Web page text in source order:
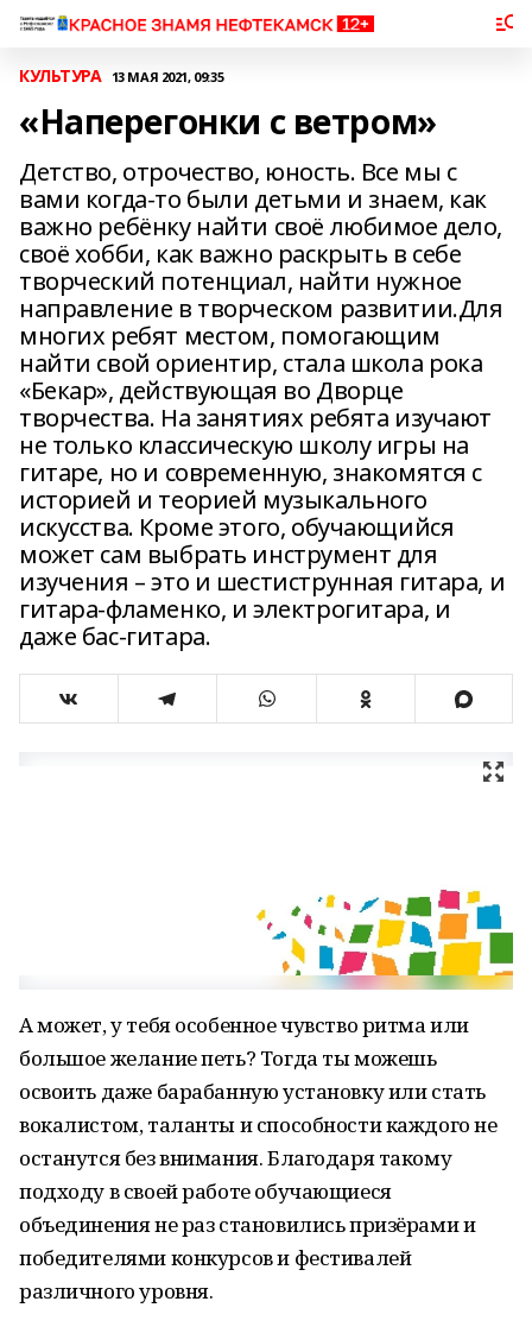
КУЛЬТУРА 13 МАЯ 2021, 09:35
«Наперегонки с ветром»
Детство, отрочество, юность. Все мы с
вами когда-то были детьми и знаем, как
важно ребёнку найти своё любимое дело,
своё хобби, как важно раскрыть в себе
творческий потенциал, найти нужное
направление в творческом развитии.Для
многих ребят местом, помогающим
найти свой ориентир, стала школа рока
«Бекар», действующая во Дворце
творчества. На занятиях ребята изучают
не только классическую школу игры на
гитаре, но и современную, знакомятся с
историей и теорией музыкального
искусства. Кроме этого, обучающийся
может сам выбрать инструмент для
изучения – это и шестиструнная гитара, и
гитара-фламенко, и электрогитара, и
даже бас-гитара.
А может, у тебя особенное чувство ритма или
большое желание петь? Тогда ты можешь
освоить даже барабанную установку или стать
вокалистом, таланты и способности каждого не
останутся без внимания. Благодаря такому
подходу в своей работе обучающиеся
объединения не раз становились призёрами и
победителями конкурсов и фестивалей
различного уровня.